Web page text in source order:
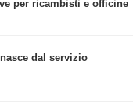
per ricambisti e officine
dal servizio